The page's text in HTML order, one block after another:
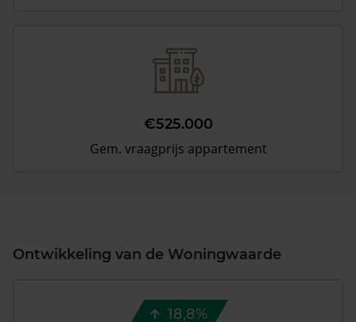
€525.000
Gem. vraagprijs appartement
Ontwikkeling van de Woningwaarde
18,8%